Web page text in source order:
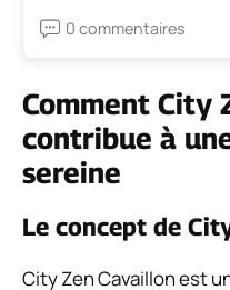
0 commentaires
Comment City
contribue à
sereine
Le concept de
City Zen Cavaillon est